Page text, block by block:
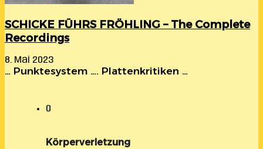
SCHICKE FÜHRS FRÖHLING – The Complete
Recordings
8. Mai 2023
… Punktesystem …. Plattenkritiken …
0
Körperverletzung